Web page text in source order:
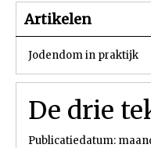
Artikelen
Jodendom in praktijk
De drie
Publicatiedatum: